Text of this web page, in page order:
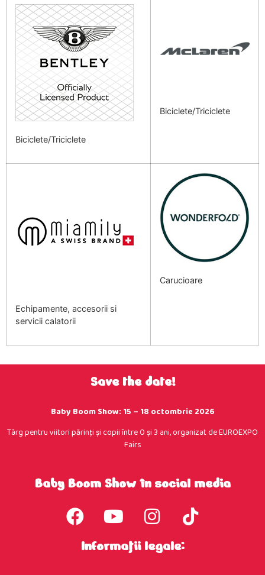
Biciclete/Triciclete
Biciclete/Triciclete
Echipamente, accesorii si
servicii calatorii
Carucioare
Save the date!
Baby Boom Show: 15 – 18 octombrie 2026
Târg pentru viitori părinţi şi copii între 0 şi 3 ani, organizat de EUROEXPO
Fairs
Baby Boom Show în social media
Informații legale: